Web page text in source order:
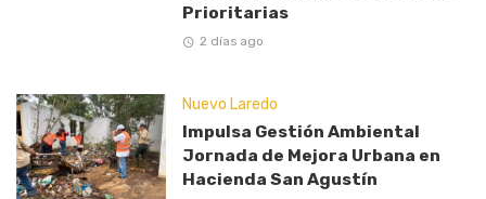
Prioritarias
2 días ago
Nuevo Laredo
Impulsa Gestión Ambiental
Jornada de Mejora Urbana en
Hacienda San Agustín